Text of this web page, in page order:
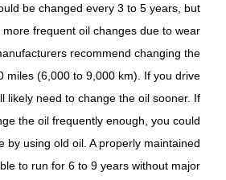
be changed every 3 to 5 years, but
frequent oil changes due to wear
recommend changing the
miles (6,000 to 9,000 km). If you drive
likely need to change the oil sooner. If
the oil frequently enough, you could
by using old oil. A properly maintained
to run for 6 to 9 years without major